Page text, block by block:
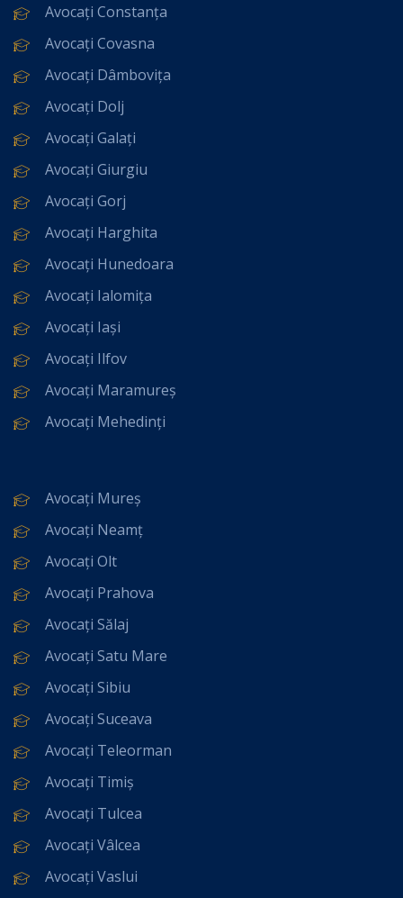
Avocați Constanța
Avocați Covasna
Avocați Dâmbovița
Avocați Dolj
Avocați Galați
Avocați Giurgiu
Avocați Gorj
Avocați Harghita
Avocați Hunedoara
Avocați Ialomița
Avocați Iași
Avocați Ilfov
Avocați Maramureș
Avocați Mehedinți
Avocați Mureș
Avocați Neamț
Avocați Olt
Avocați Prahova
Avocați Sălaj
Avocați Satu Mare
Avocați Sibiu
Avocați Suceava
Avocați Teleorman
Avocați Timiș
Avocați Tulcea
Avocați Vâlcea
Avocați Vaslui